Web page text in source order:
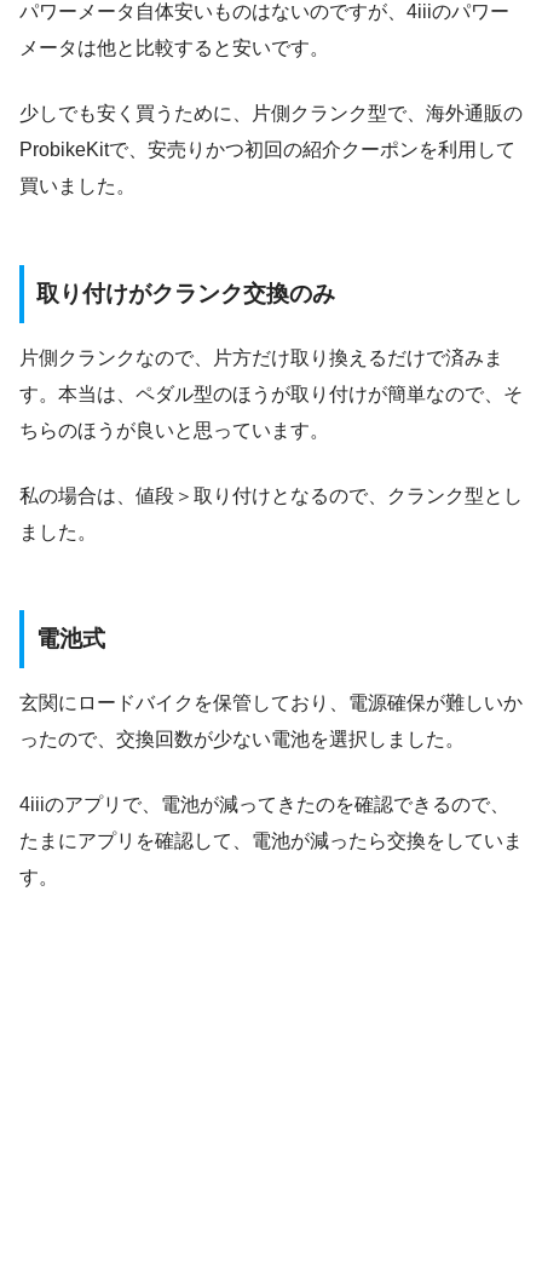
パワーメータ自体安いものはないのですが、4iiiのパワー
メータは他と比較すると安いです。
少しでも安く買うために、片側クランク型で、海外通販の
ProbikeKitで、安売りかつ初回の紹介クーポンを利用して
買いました。
取り付けがクランク交換のみ
片側クランクなので、片方だけ取り換えるだけで済みま
す。本当は、ペダル型のほうが取り付けが簡単なので、そ
ちらのほうが良いと思っています。
私の場合は、値段＞取り付けとなるので、クランク型とし
ました。
電池式
玄関にロードバイクを保管しており、電源確保が難しいか
ったので、交換回数が少ない電池を選択しました。
4iiiのアプリで、電池が減ってきたのを確認できるので、
たまにアプリを確認して、電池が減ったら交換をしていま
す。